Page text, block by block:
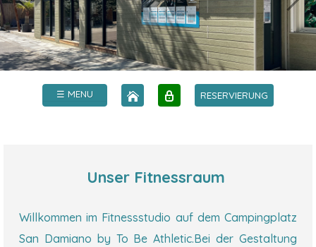
☰ MENU RESERVIERUNG
Unser Fitnessraum
Willkommen im Fitnessstudio auf dem Campingplatz
San Damiano by To Be Athletic.Bei der Gestaltung